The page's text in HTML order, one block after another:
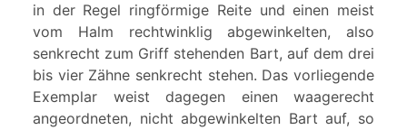
in der Regel ringförmige Reite und einen meist
vom Halm rechtwinklig abgewinkelten, also
senkrecht zum Griff stehenden Bart, auf dem drei
bis vier Zähne senkrecht stehen. Das vorliegende
Exemplar weist dagegen einen waagerecht
angeordneten, nicht abgewinkelten Bart auf, so